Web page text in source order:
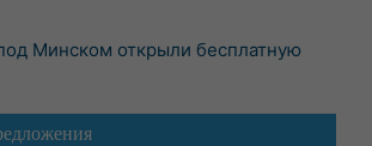
Минском открыли бесплатную